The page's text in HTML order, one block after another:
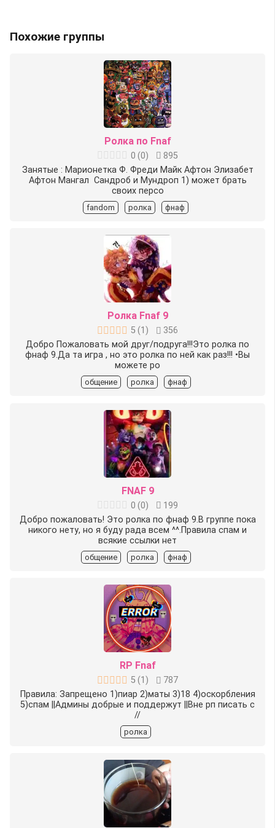
Похожие группы
Ролка по Fnaf
0 (0)
895
Занятые : Марионетка Ф. Фреди Майк Афтон Элизабет
Афтон Мангал ⁩ Сандроб и Мундроп 1) может брать
своих персо
fandom ролка фнаф
Ролка Fnaf 9
5 (1 )
356
Добро Пожаловать мой друг/подруга!!!Это ролка по
фнаф 9.Да та игра , но это ролка по ней как раз!!! •Вы
можете ро
общение ролка фнаф
FNAF 9
0 (0)
199
Добро пожаловать! Это ролка по фнаф 9.В группе пока
никого нету, но я буду рада всем ^^.Правила спам и
всякие ссылки нет
общение ролка фнаф
RP Fnaf
5 (1 )
787
Правила: Запрещено 1)пиар 2)маты 3)18 4)оскорбления
5)спам ||Админы добрые и поддержут ||Вне рп писать с
//
ролка